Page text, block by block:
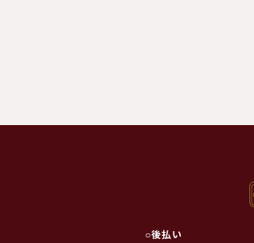
○後払い